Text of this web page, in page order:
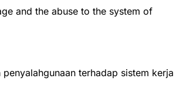
and the abuse to the system of
terhadap sistem kerja